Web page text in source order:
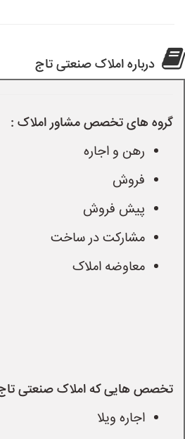
درباره املاک صنعتی تاج
گروه های تخصص مشاور املاک :
رهن و اجاره
فروش
پیش فروش
مشارکت در ساخت
معاوضه املاک
تخصص هایی که املاک صنعتی
اجاره ویلا